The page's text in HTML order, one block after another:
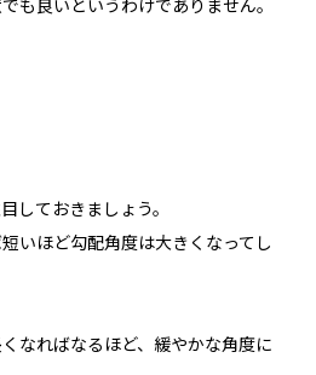
も良いというわけでありません。
しておきましょう。
いほど勾配角度は大きくなってし
なればなるほど、緩やかな角度に